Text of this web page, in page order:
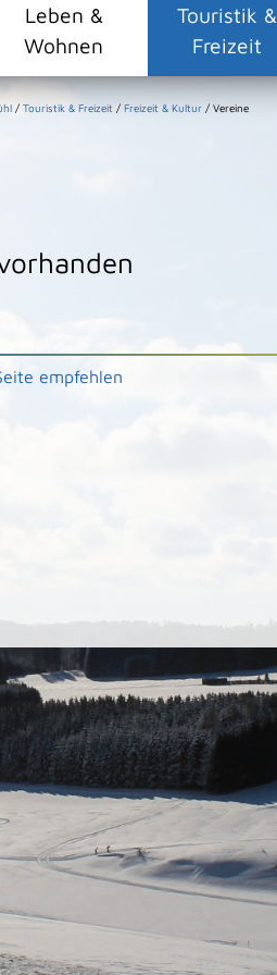
Leben &
Wohnen
Touristik &
Freizeit
/ Touristik & Freizeit / Freizeit & Kultur / Vereine
empfehlen